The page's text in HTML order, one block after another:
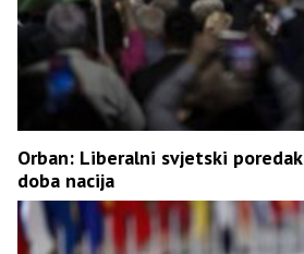
Orban: Liberalni svjetski
doba nacija